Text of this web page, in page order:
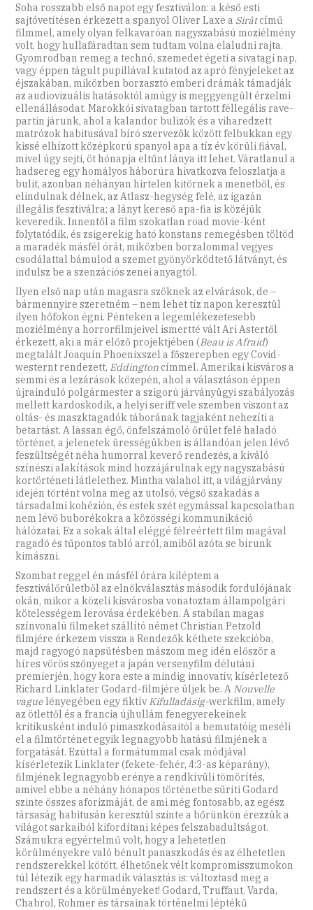
Soha rosszabb első napot egy fesztiválon: a késő esti
sajtóvetítésen érkezett a spanyol Oliver Laxe a Sirâtcímű
filmmel, amely olyan felkavaróan nagyszabású moziélmény
volt, hogy hullafáradtan sem tudtam volna elaludni rajta.
Gyomrodban remeg a technó, szemedet égeti a sivatagi nap,
vagy éppen tágult pupillával kutatod az apró fényjeleket az
éjszakában, miközben borzasztó emberi drámák támadják
az audiovizuális hatásoktól amúgy is meggyengült érzelmi
ellenállásodat. Marokkói sivatagban tartott féllegális rave-
partin járunk, ahol a kalandor bulizók és a viharedzett
matrózok habitusával bíró szervezők között felbukkan egy
kissé elhízott középkorú spanyol apa a tíz év körüli fiával,
mivel úgy sejti, öt hónapja eltűnt lánya itt lehet. Váratlanul a
hadsereg egy homályos háborúra hivatkozva feloszlatja a
bulit, azonban néhányan hirtelen kitörnek a menetből, és
elindulnak délnek, az Atlasz-hegység felé, az igazán
illegális fesztiválra; a lányt kereső apa-fia is közéjük
keveredik. Innentől a film szokatlan road movie-ként
folytatódik, és zsigerekig ható konstans remegésben töltöd
a maradék másfél órát, miközben borzalommal vegyes
csodálattal bámulod a szemet gyönyörködtető látványt, és
indulsz be a szenzációs zenei anyagtól.
Ilyen első nap után magasra szöknek az elvárások, de –
bármennyire szeretném – nem lehet tíz napon keresztül
ilyen hőfokon égni. Pénteken a leg­emlékezetesebb
moziélmény a horrorfilmjeivel ismertté vált Ari Astertől
érkezett, aki a már előző projektjében (Beau is Afraid)
megtalált Joa­quín Phoenixszel a főszerepben egy Covid-
westernt rendezett, Eddingtoncímmel. Amerikai kisváros a
semmi és a lezárások közepén, ahol a választáson éppen
újrainduló polgármester a szigorú járvány­ügyi szabályozás
mellett kardoskodik, a helyi seriff vele szemben viszont az
oltás- és maszktagadók táborának tagjaként nehezíti a
betartást. A lassan égő, önfelszámoló őrület felé haladó
történet, a jelenetek ürességükben is állandóan jelen lévő
feszültségét néha humorral keverő rendezés, a kiváló
színészi alakítások mind hozzájárulnak egy nagyszabású
kortörténeti látlelethez. Mintha valahol itt, a világjárvány
idején történt volna meg az utolsó, végső szakadás a
társadalmi kohézión, és estek szét egymással kapcsolatban
nem lévő buborékokra a közösségi kommunikáció
hálózatai. Ez a sokak által eléggé félreértett film magával
ragadó és tűpontos tabló arról, amiből azóta se bírunk
kimászni.
Szombat reggel én másfél órára kiléptem a
fesztiválőrületből az elnökválasztás második fordulójának
okán, mikor a közeli kisvárosba vonatoztam állampolgári
kötelességem lerovása érdekében. A stabilan magas
színvonalú filmeket szállító német Christian Petzold
filmjére érkezem vissza a Rendezők kéthete szekcióba,
majd ragyogó napsütésben mászom meg idén először a
híres vörös szőnyeget a japán versenyfilm délutáni
premierjén, hogy kora este a mindig innovatív, kísérletező
Richard Linklater Godard-filmjére üljek be. A Nouvelle
vaguelényegében egy fiktívKifulladásig-werkfilm, amely
az ötlettől és a francia újhullám fenegyerekeinek
kritikusként induló pimaszkodásaitól a bemutatóig meséli
el a filmtörténet egyik legnagyobb hatású filmjének a
forgatását. Ezúttal a formátummal csak módjával
kísérletezik Linklater (fekete-fehér, 4:3-as képarány),
filmjének legnagyobb erénye a rendkívüli tömörítés,
amivel ebbe a néhány hónapos történetbe sűríti Godard
szinte összes aforizmáját, de ami még fontosabb, az egész
társaság habitusán keresztül szinte a bőrünkön érezzük a
világot sarkaiból kifordítani képes felszabadultságot.
Számukra egyértelmű volt, hogy a lehetetlen
körülményekre való bénult panaszkodás és az élhetetlen
rendszerekkel kötött, élhetőnek vélt kompromisszumokon
túl létezik egy harmadik választás is: változtasd meg a
rendszert és a körülményeket! Godard, Truffaut, Varda,
Chabrol, Rohmer és társainak történelmi léptékű